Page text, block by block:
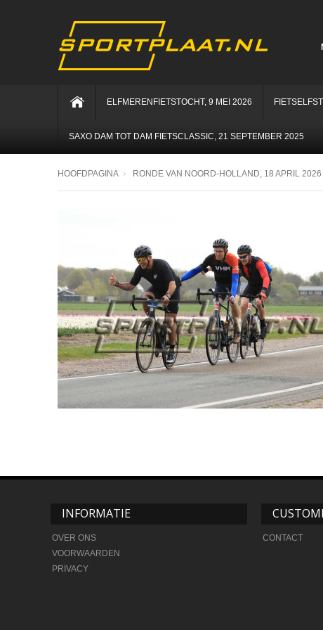
ELFMERENFIETSTOCHT, 9 MEI 2026
SAXO DAM TOT DAM FIETSCLASSIC, 21 SEPTEMBER 2025
HOOFDPAGINA RONDE VAN NOORD-HOLLAND, 18 APRIL 2026
INFORMATIE
OVER ONS
VOORWAARDEN
PRIVACY
CONTACT